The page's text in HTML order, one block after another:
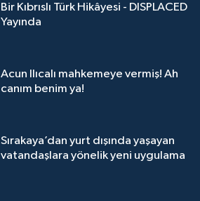
Bir Kıbrıslı Türk Hikâyesi - DISPLACED
Yayında
Acun Ilıcalı mahkemeye vermiş! Ah
canım benim ya!
Sırakaya’dan yurt dışında yaşayan
vatandaşlara yönelik yeni uygulama